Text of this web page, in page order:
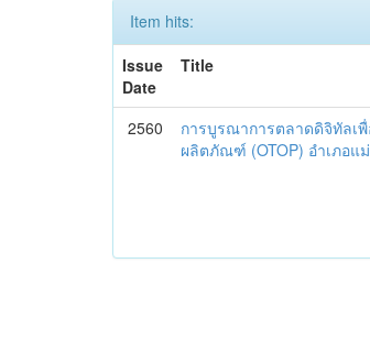
Item hits:
Issue
Date
Title
2560
การบูรณาการตลาดดิจิทัลเ
ผลิตภัณฑ์ (OTOP) อำเภอแ